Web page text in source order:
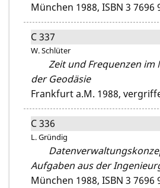
München 1988, ISBN 3 7696
C 337
W. Schlüter
Zeit und Frequenzen im
der Geodäsie
Frankfurt a.M. 1988,
C 336
L. Gründig
Aufgaben aus der
München 1988, ISBN 3 7696